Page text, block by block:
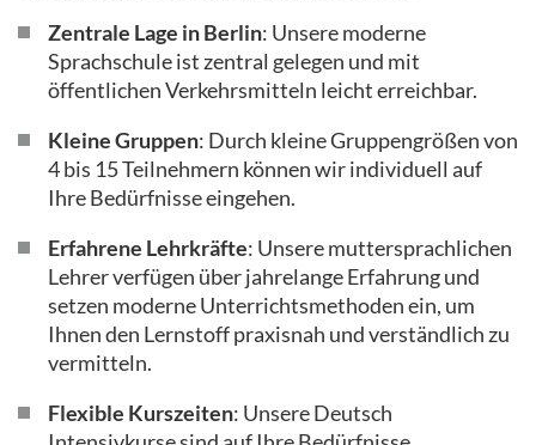
Zentrale Lage in Berlin: Unsere moderne
Sprachschule ist zentral gelegen und mit
öffentlichen Verkehrsmitteln leicht erreichbar.
Kleine Gruppen: Durch kleine Gruppengrößen von
4 bis 15 Teilnehmern können wir individuell auf
Ihre Bedürfnisse eingehen.
Erfahrene Lehrkräfte: Unsere muttersprachlichen
Lehrer verfügen über jahrelange Erfahrung und
setzen moderne Unterrichtsmethoden ein, um
Ihnen den Lernstoff praxisnah und verständlich zu
vermitteln.
Flexible Kurszeiten: Unsere Deutsch